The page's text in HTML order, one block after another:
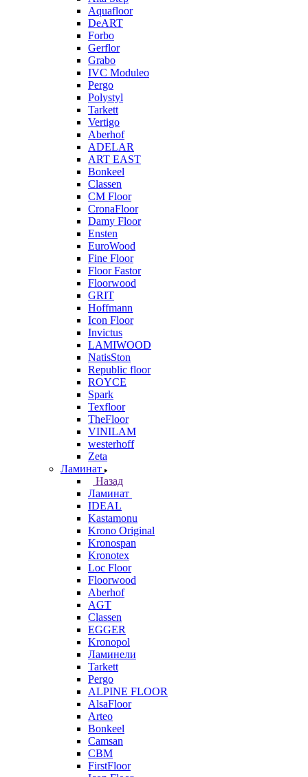
Aquafloor
DeART
Forbo
Gerflor
Grabo
IVC Moduleo
Pergo
Polystyl
Tarkett
Vertigo
Aberhof
ADELAR
ART EAST
Bonkeel
Classen
CM Floor
CronaFloor
Damy Floor
Ensten
EuroWood
Fine Floor
Floor Fastor
Floorwood
GRIT
Hoffmann
Icon Floor
Invictus
LAMIWOOD
NatisSton
Republic floor
ROYCE
Spark
Texfloor
TheFloor
VINILAM
westerhoff
Zeta
Ламинат
Назад
Ламинат
IDEAL
Kastamonu
Krono Original
Kronospan
Kronotex
Loc Floor
Floorwood
Aberhof
AGT
Classen
EGGER
Kronopol
Ламинели
Tarkett
Pergo
ALPINE FLOOR
AlsaFloor
Arteo
Bonkeel
Camsan
CBM
FirstFloor